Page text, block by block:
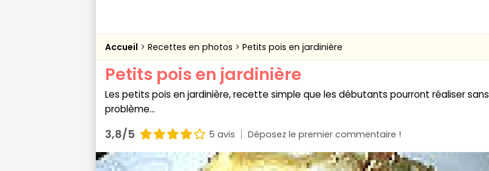
Accueil Recettes en photos Petits pois en jardinière
Petits pois en jardinière
Les petits pois en jardinière, recette simple que les débutants pourront réaliser sans
problème...
3,8/5 5 avis Déposez le premier commentaire !